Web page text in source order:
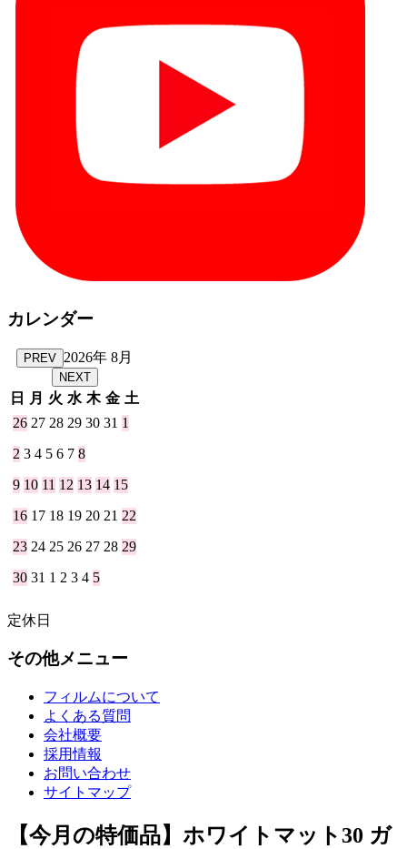
カレンダー
PREV 2026年 8月
NEXT
日 月 火 水 木 金 土
26 27 28 29 30 31 1
2 3 4 5 6 7 8
9 10 11 12 13 14 15
16 17 18 19 20 21 22
23 24 25 26 27 28 29
30 31 1 2 3 4 5
定休日
その他メニュー
フィルムについて
よくある質問
会社概要
採用情報
お問い合わせ
サイトマップ
【今月の特価品】ホワイトマット30 ガ